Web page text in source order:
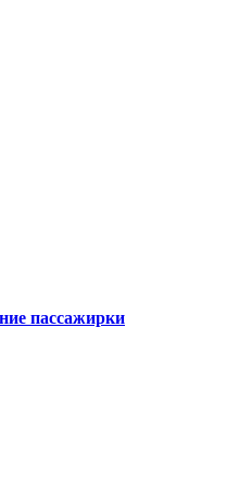
пассажирки